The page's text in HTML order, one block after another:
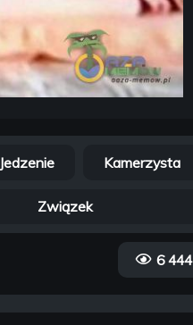
Jedzenie Kamerzysta
Związek
6 444